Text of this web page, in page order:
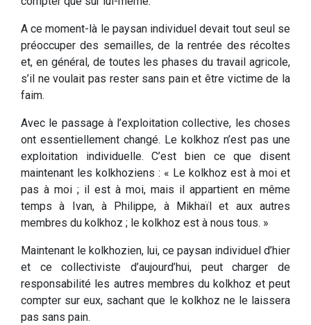
A ce moment-là le paysan individuel devait tout seul se
préoccuper des semailles, de la rentrée des récoltes
et, en général, de toutes les phases du travail agricole,
s’il ne voulait pas rester sans pain et être victime de la
faim.
Avec le passage à l’exploitation collective, les choses
ont essentiellement changé. Le kolkhoz n’est pas une
exploitation individuelle. C’est bien ce que disent
maintenant les kolkhoziens : « Le kolkhoz est à moi et
pas à moi ; il est à moi, mais il appartient en même
temps à Ivan, à Philippe, à Mikhaïl et aux autres
membres du kolkhoz ; le kolkhoz est à nous tous. »
Maintenant le kolkhozien, lui, ce paysan individuel d’hier
et ce collectiviste d’aujourd’hui, peut charger de
responsabilité les autres membres du kolkhoz et peut
compter sur eux, sachant que le kolkhoz ne le laissera
pas sans pain.